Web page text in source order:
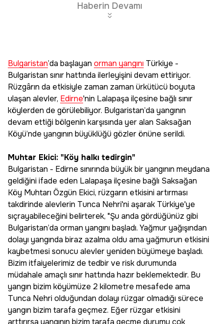
Haberin Devamı
Bulgaristan’da başlayan orman yangını Türkiye -
Bulgaristan sınır hattında ilerleyişini devam ettiriyor.
Rüzgârın da etkisiyle zaman zaman ürkütücü boyuta
ulaşan alevler, Edirne'nin Lalapaşa ilçesine bağlı sınır
köylerden de görülebiliyor. Bulgaristan’da yangının
devam ettiği bölgenin karşısında yer alan Saksağan
Köyü’nde yangının büyüklüğü gözler önüne serildi.
Muhtar Ekici: "Köy halkı tedirgin"
Bulgaristan - Edirne sınırında büyük bir yangının meydana
geldiğini ifade eden Lalapaşa ilçesine bağlı Saksağan
Köy Muhtarı Özgün Ekici, rüzgarın etkisini artırması
takdirinde alevlerin Tunca Nehri'ni aşarak Türkiye'ye
sıçrayabileceğini belirterek, "Şu anda gördüğünüz gibi
Bulgaristan’da orman yangını başladı. Yağmur yağışından
dolayı yangında biraz azalma oldu ama yağmurun etkisini
kaybetmesi sonucu alevler yeniden büyümeye başladı.
Bizim itfaiyelerimiz de tedbir ve risk durumunda
müdahale amaçlı sınır hattında hazır beklemektedir. Bu
yangın bizim köyümüze 2 kilometre mesafede ama
Tunca Nehri olduğundan dolayı rüzgar olmadığı sürece
yangın bizim tarafa geçmez. Eğer rüzgar etkisini
arttırırsa yangının bizim tarafa geçme durumu çok